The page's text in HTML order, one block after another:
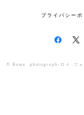
プライバシーポ
© Rome .photograph-ロメ .フォ